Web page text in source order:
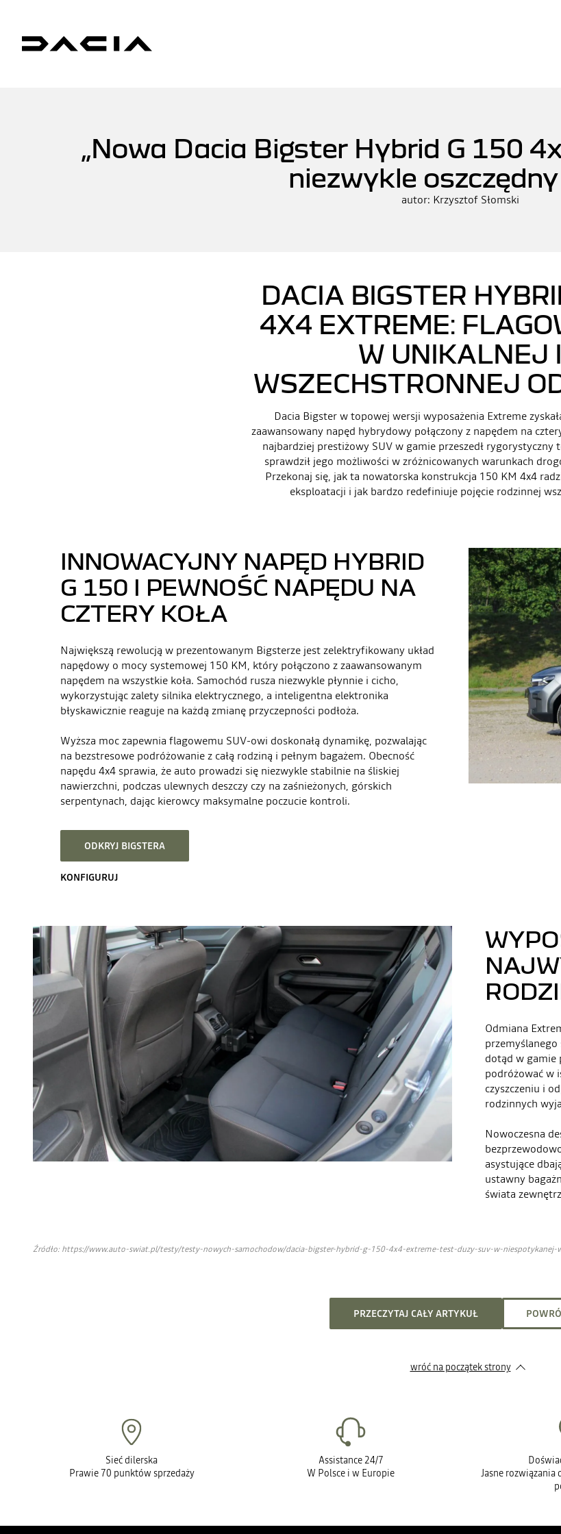
„Nowa Dacia Bigster Hybrid G 150
niezwykle oszczędny
autor: Krzysztof Słomski
DACIA BIGSTER
4X4 EXTREME:
W UNIKALNEJ I
WSZECHSTRONNEJ
Dacia Bigster w topowej wersji wyposażenia Extreme
zaawansowany napęd hybrydowy połączony z napędem na
najbardziej prestiżowy SUV w gamie przeszedł rygorystyczny
sprawdził jego możliwości w zróżnicowanych warunkach
Przekonaj się, jak ta nowatorska konstrukcja 150 KM 4x4
eksploatacji i jak bardzo redefiniuje pojęcie rodzinnej
INNOWACYJNY NAPĘD HYBRID
G 150 I PEWNOŚĆ NAPĘDU NA
CZTERY KOŁA
Największą rewolucją w prezentowanym Bigsterze jest zelektryfikowany układ
napędowy o mocy systemowej 150 KM, który połączono z zaawansowanym
napędem na wszystkie koła. Samochód rusza niezwykle płynnie i cicho,
wykorzystując zalety silnika elektrycznego, a inteligentna elektronika
błyskawicznie reaguje na każdą zmianę przyczepności podłoża.
Wyższa moc zapewnia flagowemu SUV-owi doskonałą dynamikę, pozwalając
na bezstresowe podróżowanie z całą rodziną i pełnym bagażem. Obecność
napędu 4x4 sprawia, że auto prowadzi się niezwykle stabilnie na śliskiej
nawierzchni, podczas ulewnych deszczy czy na zaśnieżonych, górskich
serpentynach, dając kierowcy maksymalne poczucie kontroli.
ODKRYJ BIGSTERA
KONFIGURUJ
Odmiana
dotąd w gamie
podróżować w
czyszczeniu i
rodzinnych
Nowoczesna
asystujące
ustawny
świata
Źródło: https://www.auto-swiat.pl/testy/testy-nowych-samochodow/dacia-bigster-hybrid-g-150-4x4-extreme-test-duzy-suv-w-niespotykanej-
PRZECZYTAJ CAŁY ARTYKUŁ
wróć na początek strony
Sieć dilerska
Prawie 70 punktów sprzedaży
Assistance 24/7
W Polsce i w Europie
Jasne rozwiązania